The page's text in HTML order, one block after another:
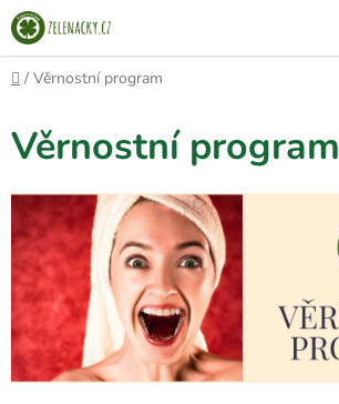
Přejít
na
obsah
Domů
/ Věrnostní program
Věrnostní program